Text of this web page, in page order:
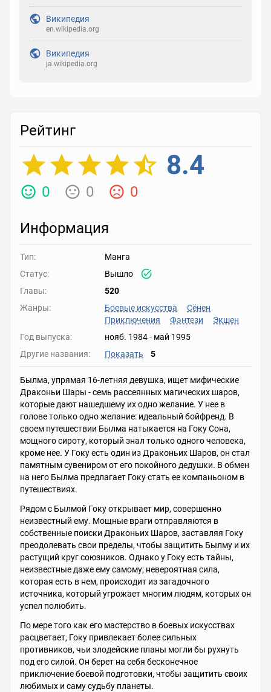
Википедия
en.wikipedia.org
Википедия
ja.wikipedia.org
Рейтинг
8.4
0 0 0
Информация
Тип:
Манга
Статус:
Вышло
Главы:
520
Жанры:
Боевые искусства
Сёнен
Приключения
Фэнтези
Экшен
Год выпуска:
нояб. 1984- май 1995
Другие названия:
Показать 5
Былма, упрямая 16-летняя девушка, ищет мифические
Драконьи Шары - семь рассеянных магических шаров,
которые дают нашедшему их одно желание. У нее в
голове только одно желание: идеальный бойфренд. В
своем путешествии Былма натыкается на Гоку Сона,
мощного сироту, который знал только одного человека,
кроме нее. У Гоку есть один из Драконьих Шаров, он стал
памятным сувениром от его покойного дедушки. В обмен
на него Былма предлагает Гоку стать ее компаньоном в
путешествиях.
Рядом с Былмой Гоку открывает мир, совершенно
неизвестный ему. Мощные враги отправляются в
собственные поиски Драконьих Шаров, заставляя Гоку
преодолевать свои пределы, чтобы защитить Былму и их
растущий круг союзников. Однако у Гоку есть тайны,
неизвестные даже ему самому; невероятная сила,
которая есть в нем, происходит из загадочного
источника, который угрожает многим людям, которых он
успел полюбить.
По мере того как его мастерство в боевых искусствах
расцветает, Гоку привлекает более сильных
противников, чьи злодейские планы могли бы рухнуть
под его силой. Он берет на себя бесконечное
приключение боевой подготовки, чтобы защитить своих
любимых и саму судьбу планеты.